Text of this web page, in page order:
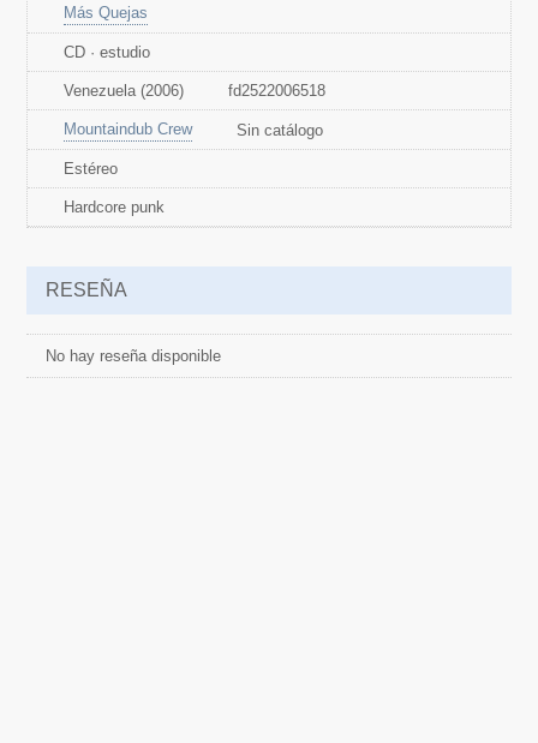
Más Quejas
CD · estudio
Venezuela (2006) fd2522006518
Mountaindub Crew Sin catálogo
Estéreo
Hardcore punk
RESEÑA
No hay reseña disponible